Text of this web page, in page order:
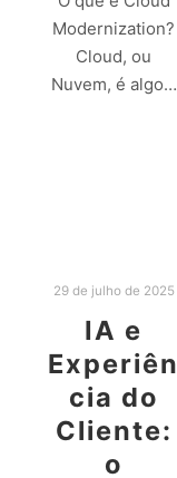
Modernization?
Cloud, ou
Nuvem, é algo…
29 de julho de 2025
IA e
Experiên
cia do
Cliente:
o